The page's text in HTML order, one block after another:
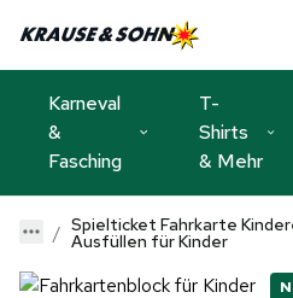
Karneval
&
Fasching
T-
Shirts
& Mehr
Spielticket Fahrkarte
Ausfüllen für Kinder